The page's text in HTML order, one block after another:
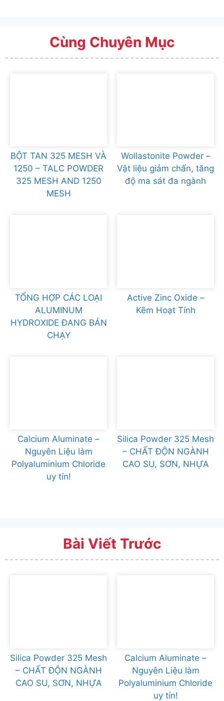
Cùng Chuyên Mục
BỘT TAN 325 MESH VÀ
1250 – TALC POWDER
325 MESH AND 1250
MESH
Wollastonite Powder –
Vật liệu giảm chấn, tăng
độ ma sát đa ngành
TỔNG HỢP CÁC LOẠI
ALUMINUM
HYDROXIDE ĐANG BÁN
CHẠY
Active Zinc Oxide –
Kẽm Hoạt Tính
Calcium Aluminate –
Nguyên Liệu làm
Polyaluminium Chloride
uy tín!
Silica Powder 325 Mesh
– CHẤT ĐỘN NGÀNH
CAO SU, SƠN, NHỰA
Bài Viết Trước
Silica Powder 325 Mesh
– CHẤT ĐỘN NGÀNH
CAO SU, SƠN, NHỰA
Calcium Aluminate –
Nguyên Liệu làm
Polyaluminium Chloride
uy tín!